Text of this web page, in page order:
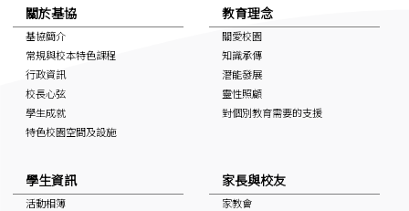
關於基協
基協簡介
常規與校本特色課程
行政資訊
校長心弦
學生成就
特色校園空間及設施
教育理念
關愛校園
知識承傳
潛能發展
靈性照顧
對個別教育需要的支援
學生資訊
活動相簿
家長與校友
家教會